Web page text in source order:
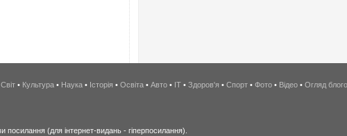
Світ • Культура • Наука • Історія • Освіта • Авто • IT • Здоров'я • Спорт • Фото • Відео • Огляд
посилання (для інтернет-видань - гіперпосилання).